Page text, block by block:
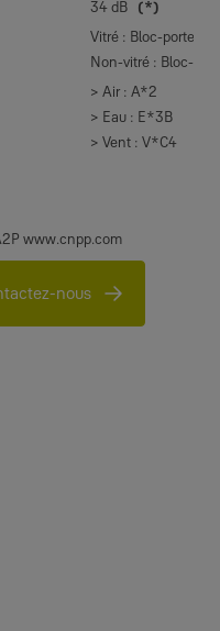
34 dB (*)
Vitré : Bloc-porte :
Non-vitré : Bloc-
> Air : A*2
> Eau : E*3B
> Vent : V*C4
www.cnpp.com
nous